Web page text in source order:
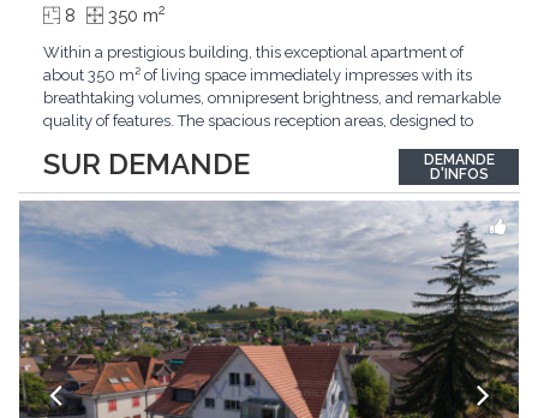
SUR DEMANDE
8 350 m2
Within a prestigious building, this exceptional apartment of
about 350 m² of living space immediately impresses with its
breathtaking volumes, omnipresent brightness, and remarkable
quality of features. The spacious reception areas, designed to
outdoor spaces bathed in greenery. The bedrooms also have
direct access to the outdoors, offering...
DEMANDE
D'INFOS